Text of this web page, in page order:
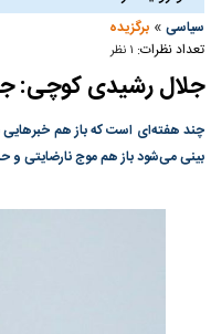
سیاسی » برگزیده
تعداد نظرات: ۱ نظر
جلال رشیدی کوچی:
چند هفته‌ای است که باز هم خبر‌هایی
بینی می‌شود باز هم موج نارضایتی و
چرا رویای آمریکایی سرنگونی رژیم و
نابودی محور مقاومت تعبیر نشد؟ |
واشنگتن را زمین زد